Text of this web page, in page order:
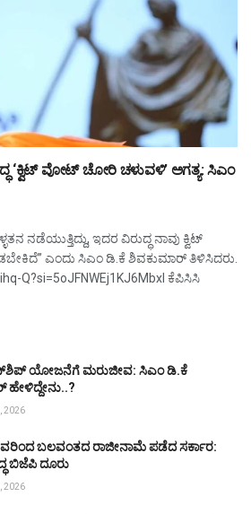
‘ಕ್ವಿಟ್ ವೋಟ್ ಚೋರಿ ಚಳುವಳಿ’ ಅಗತ್ಯ: ಸಿಎಂ
ನಡೆಯುತ್ತಿದ್ದು, ಇದರ ವಿರುದ್ಧ ನಾವು ಕ್ವಿಟ್
ಎಂದು ಸಿಎಂ ಡಿ.ಕೆ ಶಿವಕುಮಾರ್ ತಿಳಿಸಿದರು.
Q?si=5oJFNWEj1KJ6Mbxl ಕೆಪಿಸಿಸಿ
ಯೋಜನೆಗೆ ಮರುಜೀವ: ಸಿಎಂ ಡಿ.ಕೆ
2026
ಬಲವಂತದ ರಾಜೀನಾಮೆ ಪಡೆದ ಸರ್ಕಾರ:
ಬಿಜೆಪಿ ದೂರು
2026